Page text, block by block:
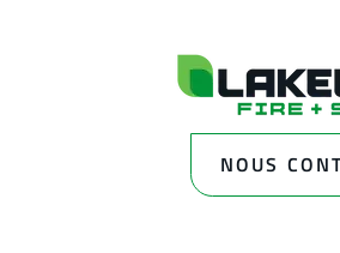
NOUS